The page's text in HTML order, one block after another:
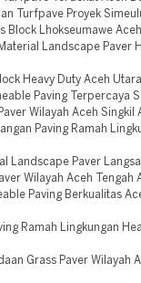
Turfpave Proyek
Block Lhokseumawe Aceh
Landscape Paver
Heavy Duty Aceh
Paving Terpercaya
Wilayah Aceh Singkil
Paving Ramah
Landscape Paver
Wilayah Aceh Tengah
Paving Berkualitas
Ramah Lingkungan
Grass Paver Wilayah